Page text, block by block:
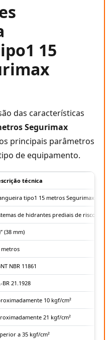
15
das características
Segurimax
principais parâmetros
de equipamento.
técnica
tipo1 15 metros Segurimax
de hidrantes prediais de risco leve
(38 mm)
metros
NBR 11861
BR 21.1928
10 kgf/cm²
21 kgf/cm²
a 35 kgf/cm²